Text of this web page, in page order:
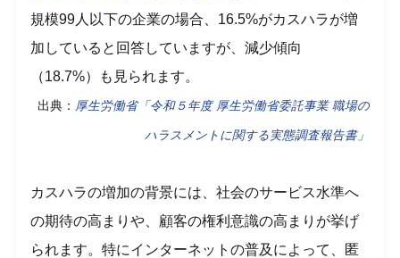
規模99人以下の企業の場合、16.5%がカスハラが増
加していると回答していますが、減少傾向
（18.7%）も見られます。
出典： 厚生労働省「令和５年度 厚生労働省委託事業 職場の
ハラスメントに関する実態調査報告書」
カスハラの増加の背景には、社会のサービス水準へ
の期待の高まりや、顧客の権利意識の高まりが挙げ
られます。特にインターネットの普及によって、匿